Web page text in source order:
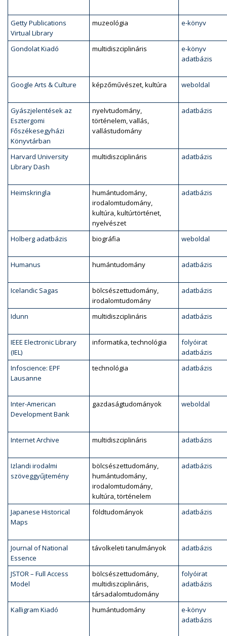
Getty Publications
Virtual Library
muzeológia e-könyv
Gondolat Kiadó multidiszciplináris
e-könyv
adatbázis
Google Arts & Culture képzőművészet, kultúra weboldal
Gyászjelentések az
Esztergomi
Főszékesegyházi
Könyvtárban
nyelvtudomány,
történelem, vallás,
vallástudomány
adatbázis
Harvard University
Library Dash
multidiszciplináris adatbázis
Heimskringla
humántudomány,
irodalomtudomány,
kultúra, kultúrtörténet,
nyelvészet
adatbázis
Holberg adatbázis biográfia weboldal
Humanus humántudomány adatbázis
Icelandic Sagas
bölcsészettudomány,
irodalomtudomány
adatbázis
Idunn multidiszciplináris adatbázis
IEEE Electronic Library
(IEL)
informatika, technológia
folyóirat
adatbázis
Infoscience: EPF
Lausanne
technológia adatbázis
Inter-American
Development Bank
gazdaságtudományok weboldal
Internet Archive multidiszciplináris adatbázis
Izlandi irodalmi
szöveggyűjtemény
bölcsészettudomány,
humántudomány,
irodalomtudomány,
kultúra, történelem
adatbázis
Japanese Historical
Maps
földtudományok adatbázis
Journal of National
Essence
távolkeleti tanulmányok adatbázis
JSTOR – Full Access
Model
bölcsészettudomány,
multidiszciplináris,
társadalomtudomány
folyóirat
adatbázis
Kalligram Kiadó humántudomány
e-könyv
adatbázis